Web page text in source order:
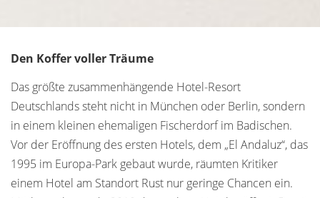
Den Koffer voller Träume
Das größte zusammenhängende Hotel-Resort
Deutschlands steht nicht in München oder Berlin, sondern
in einem kleinen ehemaligen Fischerdorf im Badischen.
Vor der Eröffnung des ersten Hotels, dem „El Andaluz“, das
1995 im Europa-Park gebaut wurde, räumten Kritiker
einem Hotel am Standort Rust nur geringe Chancen ein.